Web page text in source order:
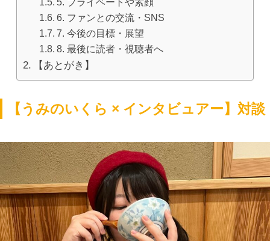
5. プライベートや素顔
6. ファンとの交流・SNS
7. 今後の目標・展望
8. 最後に読者・視聴者へ
【あとがき】
【うみのいくら × インタビュアー】対談